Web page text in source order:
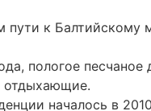
пути к
пологое
отдыхающие.
началось в